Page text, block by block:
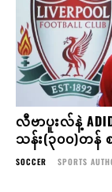
လီဗာပူးလ်နဲ့
သန်း(၃၀၀)တန်
SOCCER SPORTS